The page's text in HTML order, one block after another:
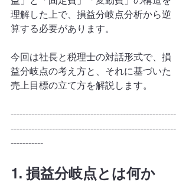
理解した上で、損益分岐点分析から逆
算する必要があります。
今回は社長と税理士の対話形式で、損
益分岐点の考え方と、それに基づいた
売上目標の立て方を解説します。
--------------------------------------------------------
--------------------------------------------------------
-----------
1. 損益分岐点とは何か